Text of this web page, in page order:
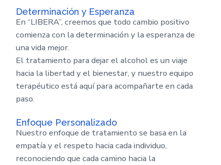
Determinación y Esperanza
En “LIBERA”, creemos que todo cambio positivo
comienza con la determinación y la esperanza de
una vida mejor.
El tratamiento para dejar el alcohol es un viaje
hacia la libertad y el bienestar, y nuestro equipo
terapéutico está aquí para acompañarte en cada
paso.
Enfoque Personalizado
Nuestro enfoque de tratamiento se basa en la
empatía y el respeto hacia cada individuo,
reconociendo que cada camino hacia la